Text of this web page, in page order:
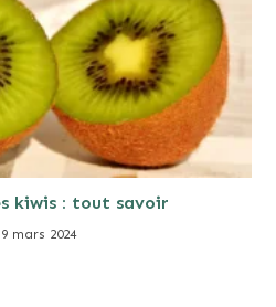
kiwis : tout savoir
9 mars 2024